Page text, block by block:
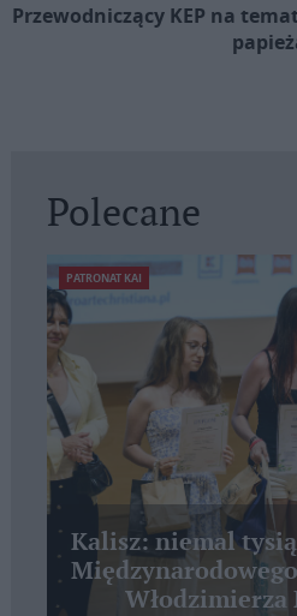
Przewodniczący KEP na
Polecane
PATRONAT KAI
Kalisz: niemal
Włodzimierza